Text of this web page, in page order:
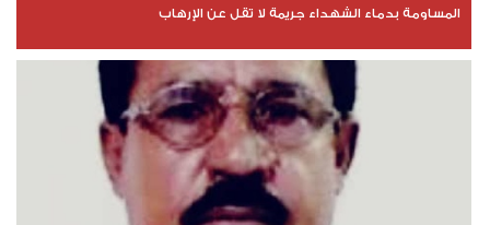
المساومة بدماء الشهداء جريمة لا تقل عن الإرهاب